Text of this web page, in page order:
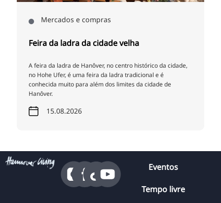
Mercados e compras
Feira da ladra da cidade velha
A feira da ladra de Hanôver, no centro histórico da cidade,
no Hohe Ufer, é uma feira da ladra tradicional e é
conhecida muito para além dos limites da cidade de
Hanôver.
15.08.2026
Eventos
Tempo livre